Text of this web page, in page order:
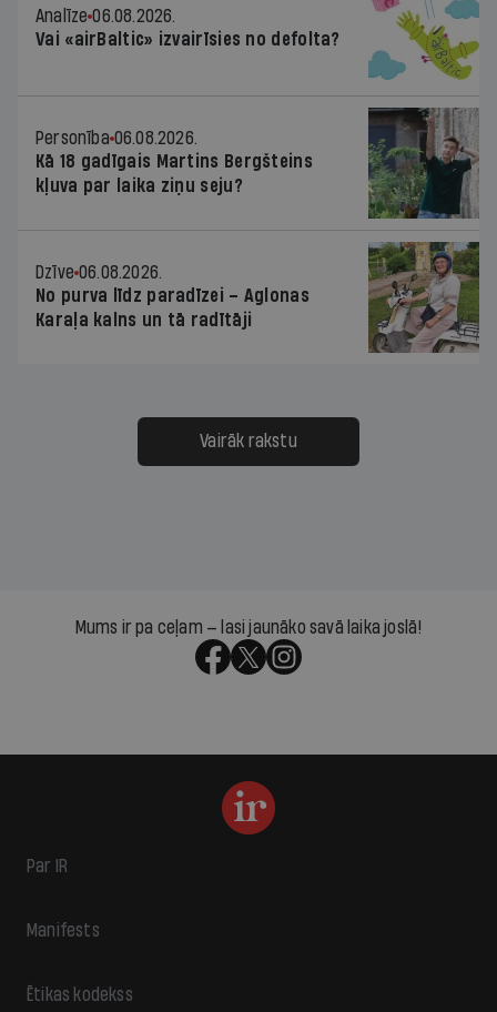
Analīze 06.08.2026.
Vai «airBaltic» izvairīsies no defolta?
Personība 06.08.2026.
Kā 18 gadīgais Martins Bergšteins
kļuva par laika ziņu seju?
Dzīve 06.08.2026.
No purva līdz paradīzei – Aglonas
Karaļa kalns un tā radītāji
Vairāk rakstu
Mums ir pa ceļam — lasi jaunāko savā laika joslā!
Par IR
Manifests
Ētikas kodekss